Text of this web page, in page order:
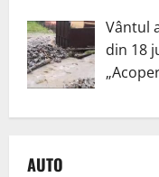
Vântul
din 18
AUTO